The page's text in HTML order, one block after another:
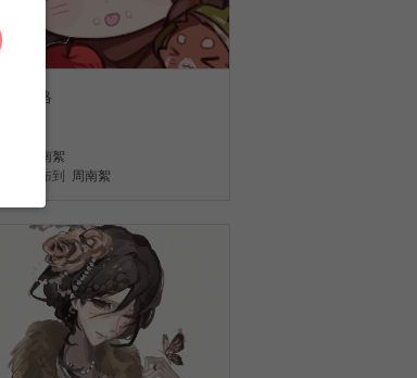
第五人格
周南絮
发布到 周南絮